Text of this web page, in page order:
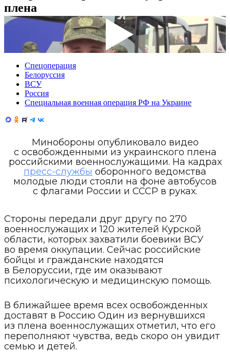
плена
Спецоперация
Белоруссия
ВСУ
Россия
Специальная военная операция РФ на Украине
Минобороны опубликовало видео
с освобожденными из украинского плена
российскими военнослужащими. На кадрах
пресс-службы оборонного ведомства
молодые люди стояли на фоне автобусов
с флагами России и СССР в руках.
Стороны передали друг другу по 270
военнослужащих и 120 жителей Курской
области, которых захватили боевики ВСУ
во время оккупации. Сейчас российские
бойцы и гражданские находятся
в Белоруссии, где им оказывают
психологическую и медицинскую помощь.
В ближайшее время всех освобожденных
доставят в Россию Один из вернувшихся
из плена военнослужащих отметил, что его
переполняют чувства, ведь скоро он увидит
семью и детей.